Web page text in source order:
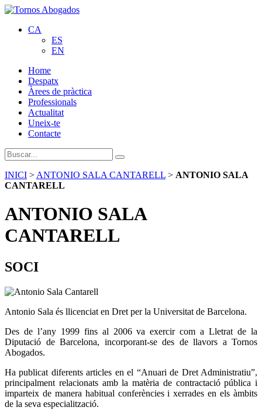
CA
ES
EN
Home
Despatx
Àrees de pràctica
Professionals
Actualitat
Uneix-te
Contacte
INICI > ANTONIO SALA CANTARELL > ANTONIO SALA
CANTARELL
ANTONIO SALA
CANTARELL
SOCI
Antonio Sala és llicenciat en Dret per la Universitat de Barcelona.
Des de l’any 1999 fins al 2006 va exercir com a Lletrat de la
Diputació de Barcelona, incorporant-se des de llavors a Tornos
Abogados.
Ha publicat diferents articles en el “Anuari de Dret Administratiu”,
principalment relacionats amb la matèria de contractació pública i
imparteix de manera habitual conferències i xerrades en els àmbits
de la seva especialització.